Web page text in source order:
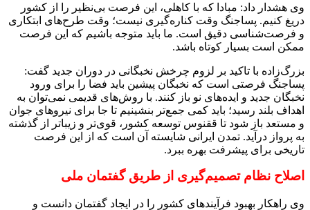
وی هشدار داد: مبادا که با کاهلی، این فرصت بی‌نظیر را از کشور
دریغ کنیم. پساجنگ وقت کناره‌گیری نیست؛ وقت طرح‌های ابتکاری
و فرصت‌شناسی دقیق است. ما باید متوجه باشیم که این فرصت
ممکن است بسیار کوتاه باشد.
بزرگ‌زاده با تاکید بر لزوم چرخش نخبگانی در دوران جدید گفت:
پساجنگ فرصتی است که نخبگان پیشین باید فضا را برای ورود
نخبگان جدید و ایده‌های نو باز کنند. با روش‌های قدیمی نمی‌توان به
اهداف بلند رسید؛ باید کمی جمع‌تر بنشینیم تا جا برای نیروهای جوان
و مستعد باز شود تا ققنوس توسعه کشور، قوی‌تر و زیباتر از گذشته
به پرواز درآید. تمدن ایرانی شایسته آن است که از این فرصت
تاریخی برای پیشرفت بهره ببرد.
اصلاح نظام تصمیم‌گیری از طریق گفتمان ملی
وی راهکار بهبود فرآیندهای کشور را در ایجاد گفتمان دانست و